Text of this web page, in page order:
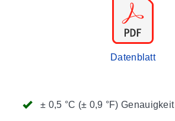
± 0,5 °C (± 0,9 °F) Genauigkeit
Datenblatt